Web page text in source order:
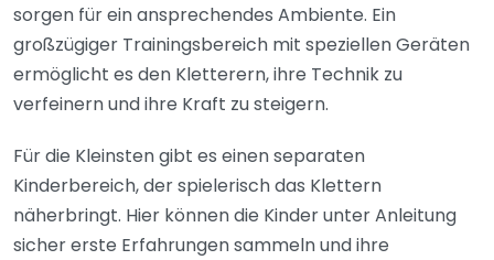
sorgen für ein ansprechendes Ambiente. Ein
großzügiger Trainingsbereich mit speziellen Geräten
ermöglicht es den Kletterern, ihre Technik zu
verfeinern und ihre Kraft zu steigern.
Für die Kleinsten gibt es einen separaten
Kinderbereich, der spielerisch das Klettern
näherbringt. Hier können die Kinder unter Anleitung
sicher erste Erfahrungen sammeln und ihre